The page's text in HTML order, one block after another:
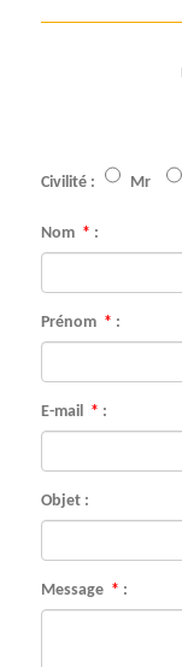
Civilité : Mr
Nom * :
Prénom * :
E-mail * :
Objet :
Message * :